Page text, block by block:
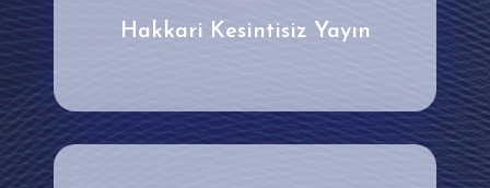
Hakkari Kesintisiz Yayın